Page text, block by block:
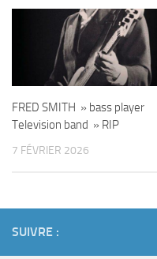
FRED SMITH » bass player
Television band » RIP
7 FÉVRIER 2026
SUIVRE :